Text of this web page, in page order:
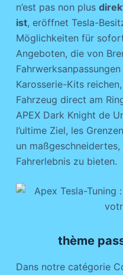
n’est pas non plus
ist, eröffnet Tesla-
Möglichkeiten für
Angeboten, die von
Karosserie-Kits
Fahrzeug direct am
APEX Dark Knight de
l’ultime Ziel, les
un
Fahrerlebnis zu bieten.
thème
Dans notre catégorie